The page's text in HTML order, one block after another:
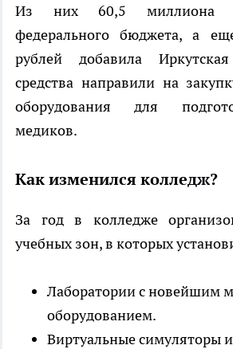
Из них 60,5 миллиона
федерального бюджета, а
рублей добавила
средства направили на
оборудования для
медиков.
Как изменился колледж?
За год в колледже
учебных зон, в которых
Лаборатории с новейшим
оборудованием.
Виртуальные симуляторы